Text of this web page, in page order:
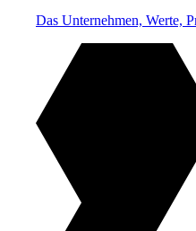
Das Unternehmen, Werte,